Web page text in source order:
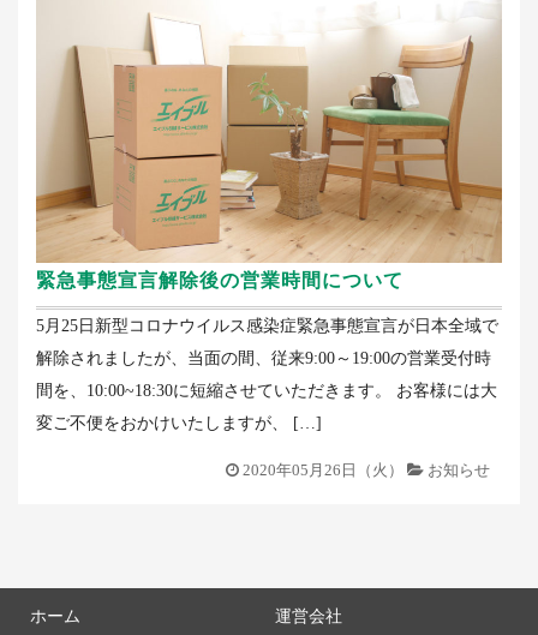
緊急事態宣言解除後の営業時間について
5月25日新型コロナウイルス感染症緊急事態宣言が日本全域で
解除されましたが、当面の間、従来9:00～19:00の営業受付時
間を、10:00~18:30に短縮させていただきます。 お客様には大
変ご不便をおかけいたしますが、 […]
2020年05月26日（火） お知らせ
ホーム 運営会社